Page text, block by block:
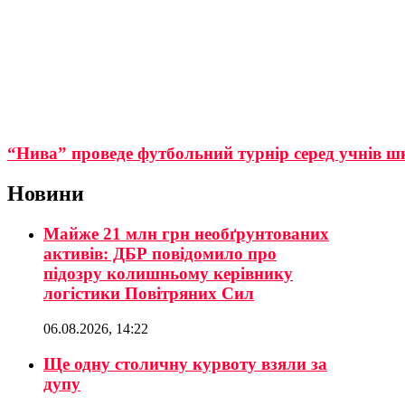
“Нива” проведе футбольний турнір серед учнів
Новини
Майже 21 млн грн необґрунтованих
активів: ДБР повідомило про
підозру колишньому керівнику
логістики Повітряних Сил
06.08.2026, 14:22
Ще одну столичну курвоту взяли за
дупу